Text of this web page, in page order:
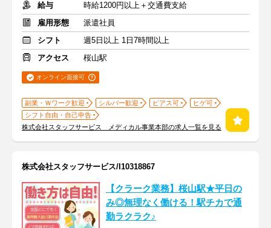
給与
時給1200円以上＋交通費支給
雇用形態
派遣社員
シフト
週5日以上 1日7時間以上
アクセス
桜山駅
オンライン面接可
副業・Ｗワーク歓迎 シルバー歓迎 ピアス可
ヒゲ可
シフト自由・自己申告
株式会社スタッフサービス メディカル事業本部の求人一覧を見る
株式会社スタッフサービス/I10318867
【クラーク業務】桜山駅★平日の
み◎無理なく働ける！駅チカで通
勤ラクラク♪